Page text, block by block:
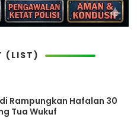
(LIST)
Rampungkan Hafalan 30
Tua Wukuf